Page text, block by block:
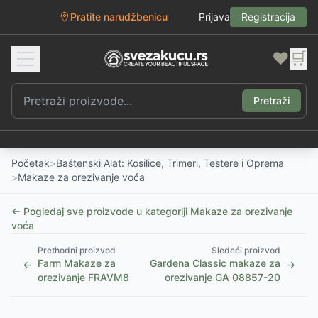
Pratite narudžbenicu Prijava Registracija
❤️ 🛒
Pretraži
Početak>Baštenski Alat: Kosilice, Trimeri, Testere i Oprema
>Makaze za orezivanje voća
← Pogledaj sve proizvode u kategoriji Makaze za orezivanje
voća
←
Prethodni proizvod
Farm Makaze za
orezivanje FRAVM8
Sledeći proizvod
Gardena Classic makaze za
orezivanje GA 08857-20
→